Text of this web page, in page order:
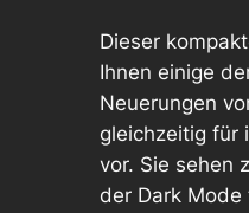
Dieser
Ihnen einige
Neuerungen
gleichzeitig für
vor. Sie sehen
der Dark Mode